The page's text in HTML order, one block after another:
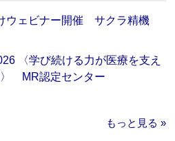
ウェビナー開催 サクラ精機
〈学び続ける力が医療を支え
MR認定センター
もっと見る »